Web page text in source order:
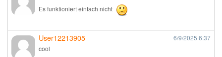
Es funktioniert einfach nicht
User12213905 6/9/2025 6:37
cool